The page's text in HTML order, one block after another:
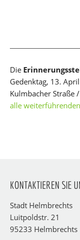
Die
Gedenktag, 13.
Kulmbacher Straße
alle
KONTAKTIEREN SIE
Stadt Helmbrechts
Luitpoldstr. 21
95233 Helmbrechts